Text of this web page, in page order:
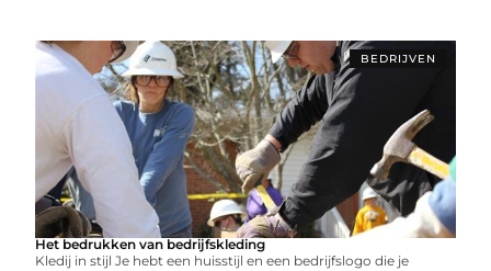
BEDRIJVEN
Het bedrukken van bedrijfskleding
Kledij in stijl Je hebt een huisstijl en een bedrijfslogo die je